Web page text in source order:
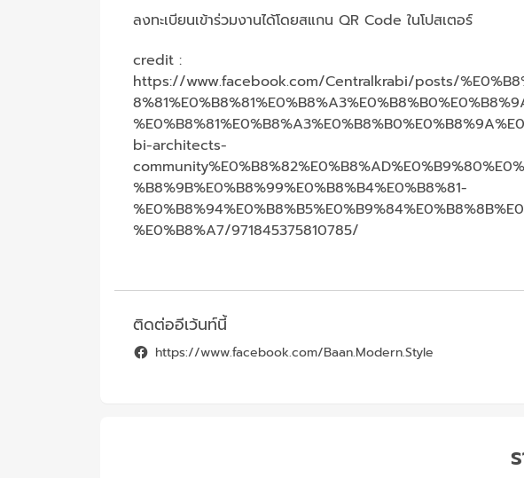
ลงทะเบียนเข้าร่วมงานได้โดยสแกน QR Code ในโปสเตอร์
credit :
https://www.facebook.com/Centralkrabi/posts/
bi-architects-
%B8%9B%E0%B8%99%E0%B8%B4%E0%B8%81-
%E0%B8%A7/971845375810785/
ติดต่ออีเว้นท์นี้
https://www.facebook.com/Baan.Modern.Style